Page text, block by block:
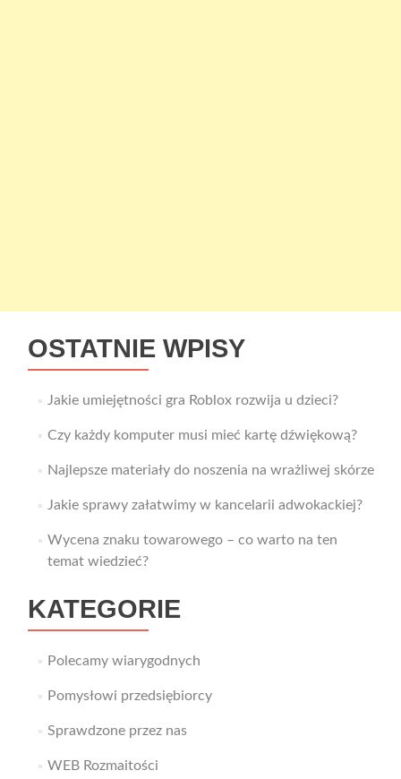
OSTATNIE WPISY
Jakie umiejętności gra Roblox rozwija u dzieci?
Czy każdy komputer musi mieć kartę dźwiękową?
Najlepsze materiały do noszenia na wrażliwej skórze
Jakie sprawy załatwimy w kancelarii adwokackiej?
Wycena znaku towarowego – co warto na ten
temat wiedzieć?
KATEGORIE
Polecamy wiarygodnych
Pomysłowi przedsiębiorcy
Sprawdzone przez nas
WEB Rozmaitości